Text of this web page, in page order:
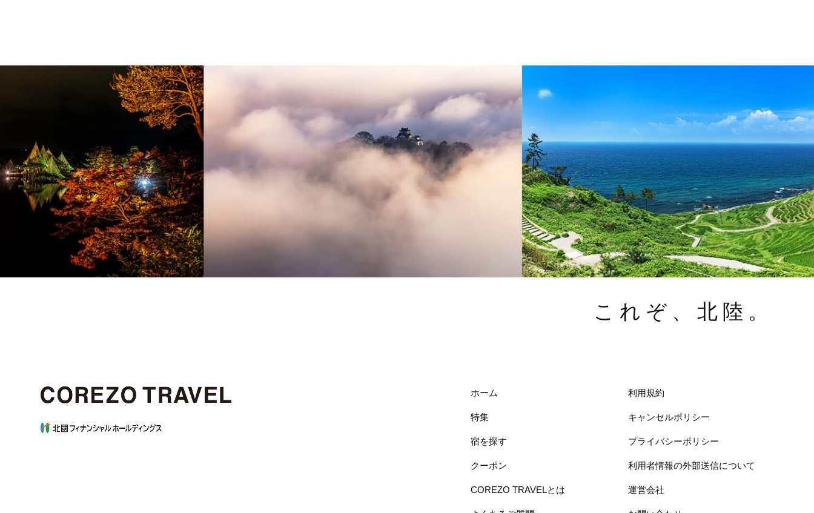
これぞ、北陸。
ホーム
特集
宿を探す
クーポン
COREZO TRAVELとは
利用規約
キャンセルポリシー
プライバシーポリシー
利用者情報の外部送信について
運営会社